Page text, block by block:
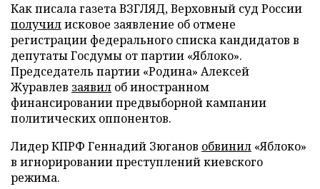
Как писала газета ВЗГЛЯД, Верховный суд России
получилисковое заявление об отмене
регистрации федерального списка кандидатов в
депутаты Госдумы от партии «Яблоко».
Председатель партии «Родина» Алексей
Журавлев заявил об иностранном
финансировании предвыборной кампании
политических оппонентов.
Лидер КПРФ Геннадий Зюганов обвинил «Яблоко»
в игнорировании преступлений киевского
режима.